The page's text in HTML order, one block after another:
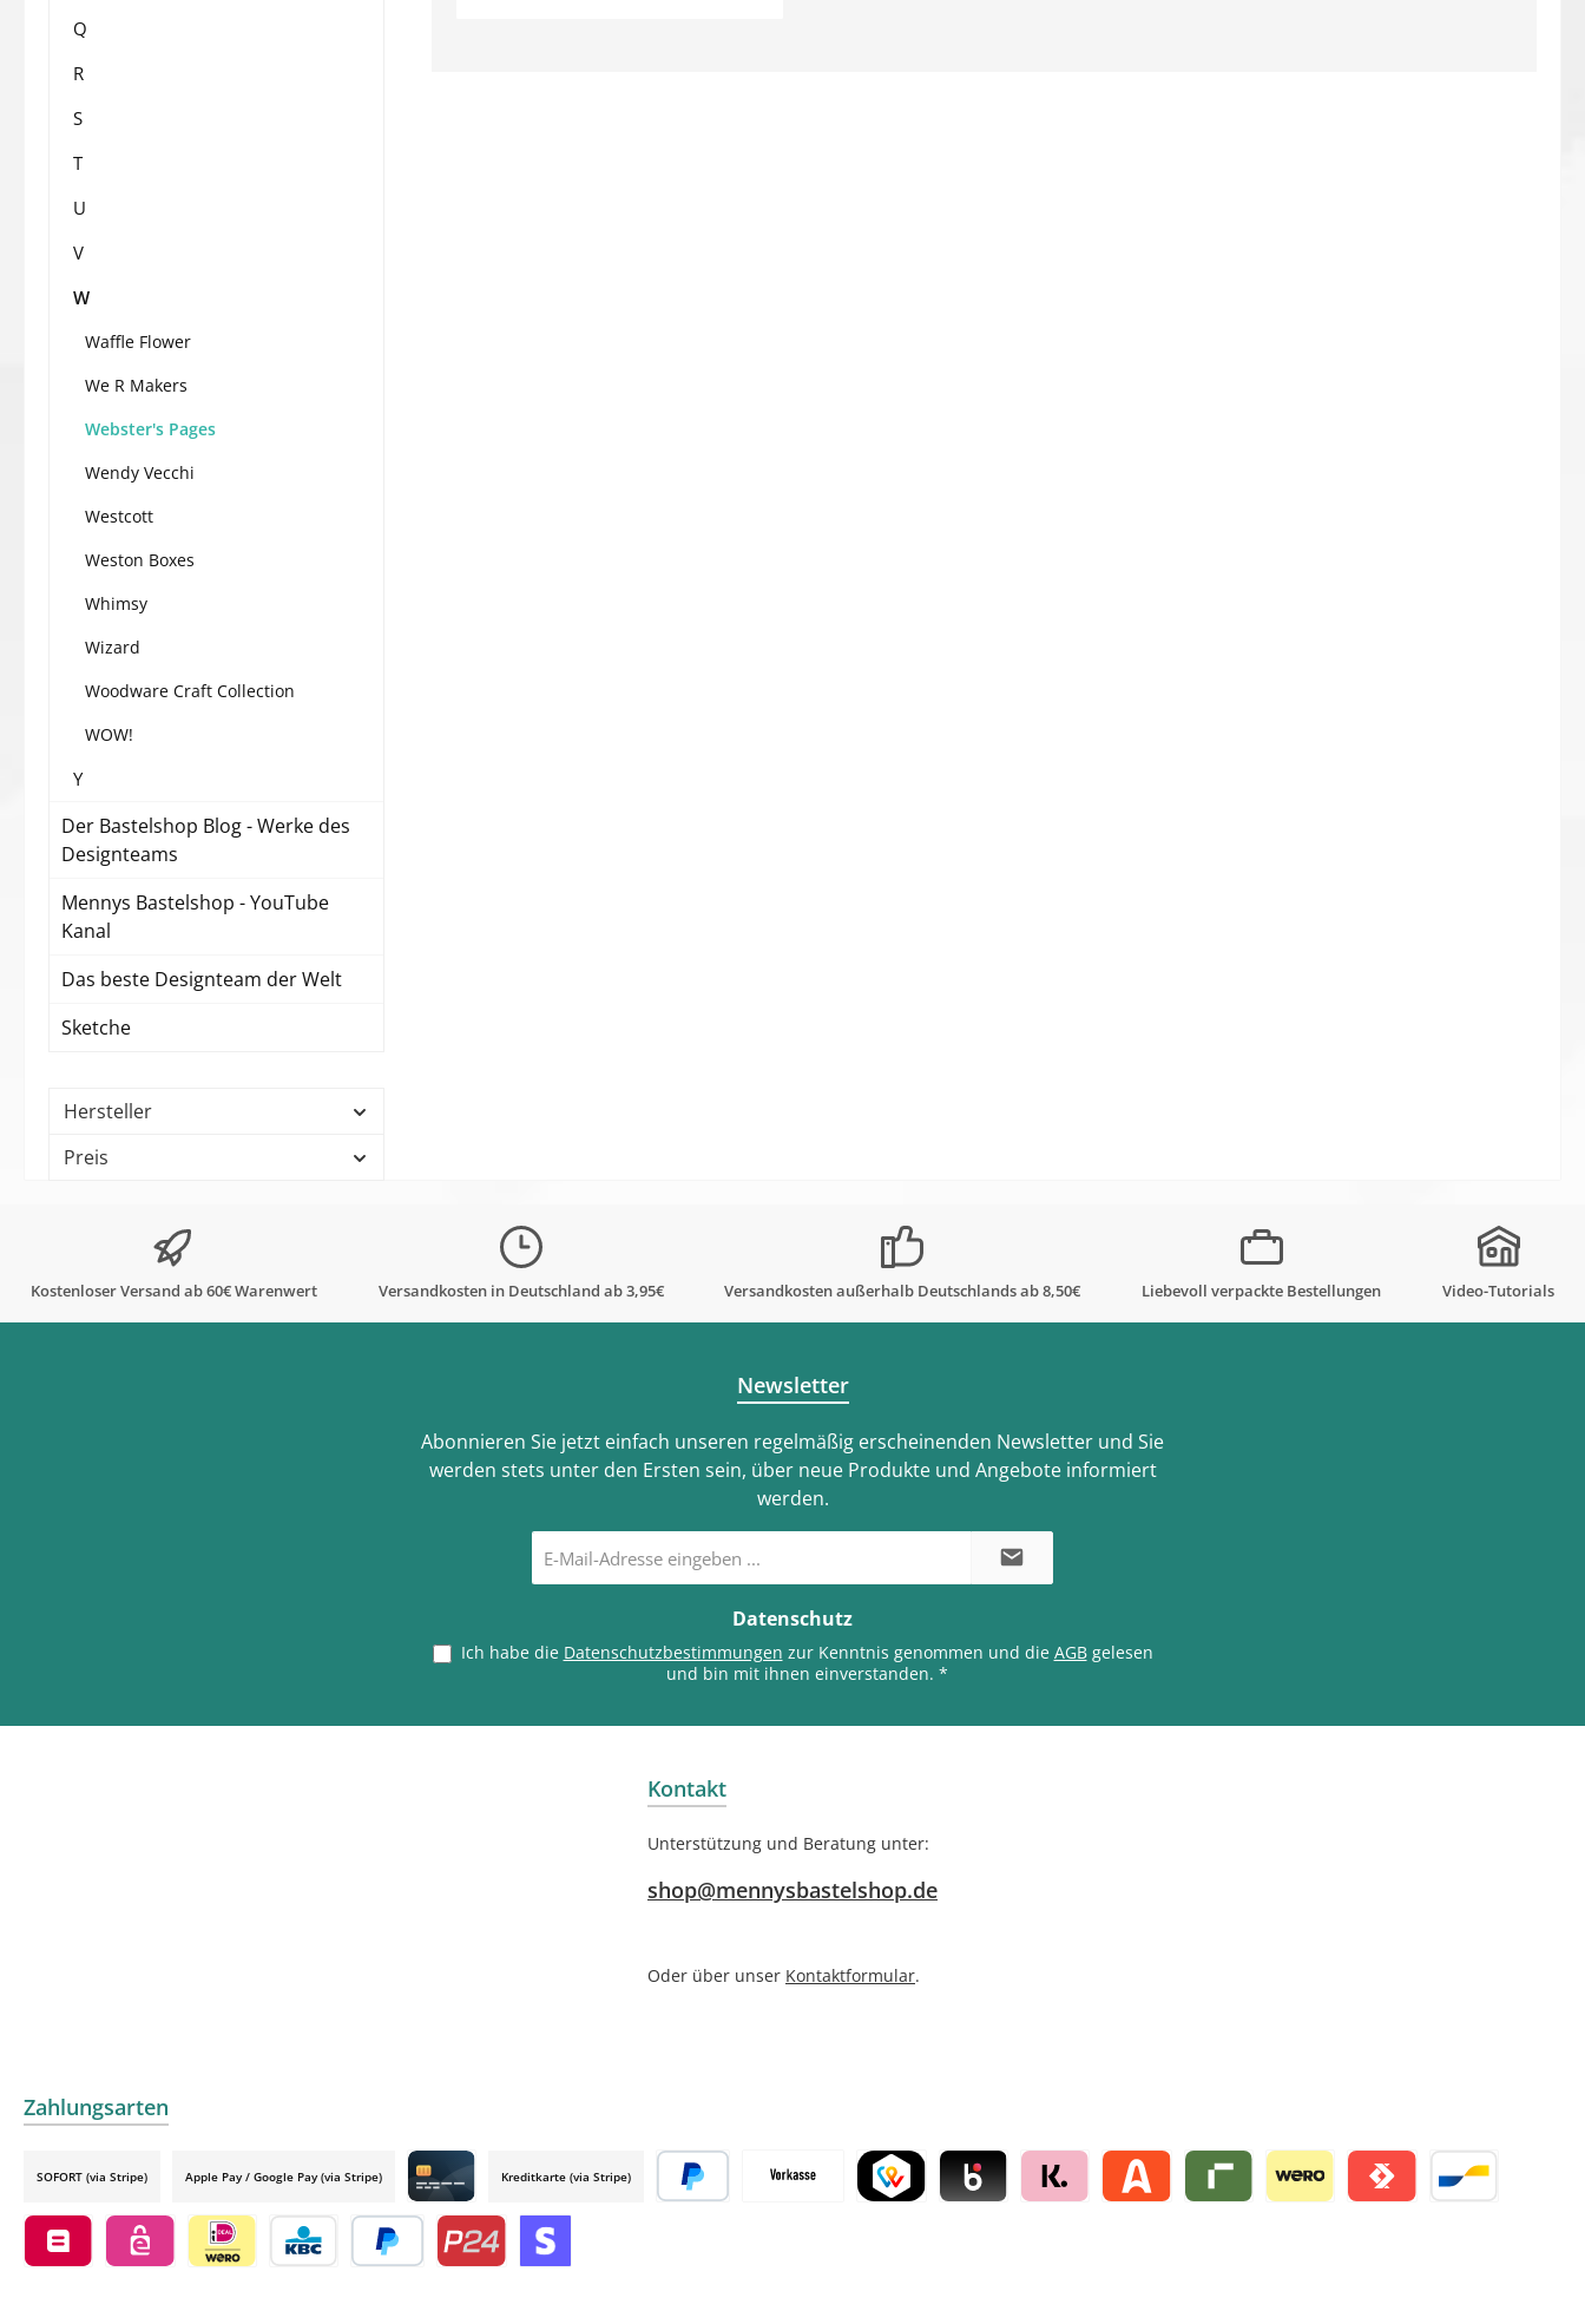
Q
R
S
T
U
V
W
Waffle Flower
We R Makers
Webster's Pages
Wendy Vecchi
Westcott
Weston Boxes
Whimsy
Wizard
Woodware Craft Collection
WOW!
Y
Der Bastelshop Blog - Werke des
Designteams
Mennys Bastelshop - YouTube
Kanal
Das beste Designteam der Welt
Sketche
Hersteller
Preis
Kostenloser Versand ab 60€ Warenwert Versandkosten in Deutschland ab 3,95€ Versandkosten außerhalb Deutschlands ab 8,50€ Liebevoll verpackte Bestellungen Video-Tutorials
Newsletter
Abonnieren Sie jetzt einfach unseren regelmäßig erscheinenden Newsletter und Sie
werden stets unter den Ersten sein, über neue Produkte und Angebote informiert
werden.
Mail-
Adresse
Datenschutz
Ich habe die Datenschutzbestimmungen zur Kenntnis genommen und die AGBgelesen
und bin mit ihnen einverstanden. *
Kontakt
Unterstützung und Beratung unter:
shop@mennysbastelshop.de
Oder über unser Kontaktformular.
Zahlungsarten
SOFORT (via Stripe) Apple Pay / Google Pay (via Stripe)
Credit card by mollie
Kreditkarte (via Stripe)